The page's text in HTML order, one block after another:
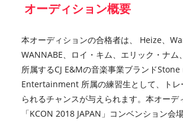
オーディション概要
本オーディションの合格者は、 Heize、
WANNABE、ロイ・キム、エリック・ナ
所属するCJ E&Mの音楽事業ブランド
Entertainment 所属の練習生として、トレ
られるチャンスが与えられます。本オーデ
「KCON 2018 JAPAN」コンベンション会